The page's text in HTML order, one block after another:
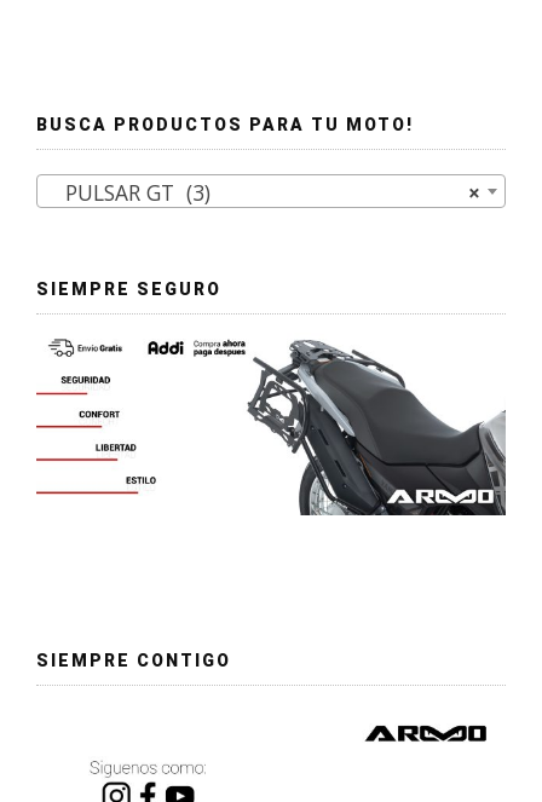
BUSCA PRODUCTOS PARA TU MOTO!
×
PULSAR GT (3)
SIEMPRE SEGURO
SIEMPRE CONTIGO